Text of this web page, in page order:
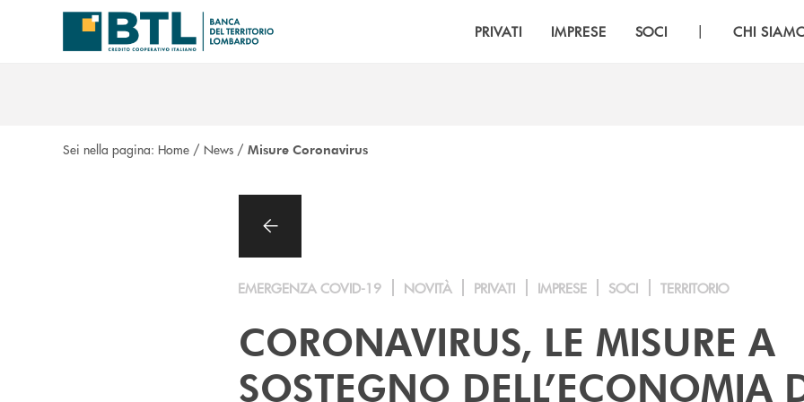
Salta al contenuto principale
PRIVATI IMPRESE SOCI | CHI
Sei nella pagina: Home / News / Misure Coronavirus
EMERGENZA COVID-19 NOVITÀ PRIVATI IMPRESE SOCI TERRITORIO
CORONAVIRUS, LE MISURE A
SOSTEGNO DELL’ECONOMIA